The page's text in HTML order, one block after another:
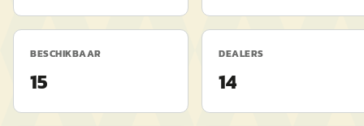
BESCHIKBAAR
15
DEALERS
14